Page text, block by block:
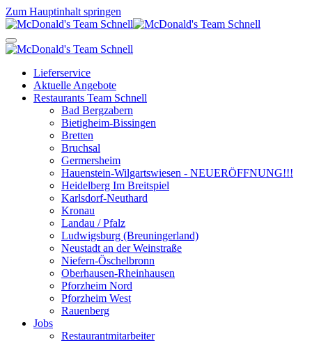
Zum Hauptinhalt springen
Lieferservice
Aktuelle Angebote
Restaurants Team Schnell
Bad Bergzabern
Bietigheim-Bissingen
Bretten
Bruchsal
Germersheim
Hauenstein-Wilgartswiesen - NEUERÖFFNUNG!!!
Heidelberg Im Breitspiel
Karlsdorf-Neuthard
Kronau
Landau / Pfalz
Ludwigsburg (Breuningerland)
Neustadt an der Weinstraße
Niefern-Öschelbronn
Oberhausen-Rheinhausen
Pforzheim Nord
Pforzheim West
Rauenberg
Jobs
Restaurantmitarbeiter